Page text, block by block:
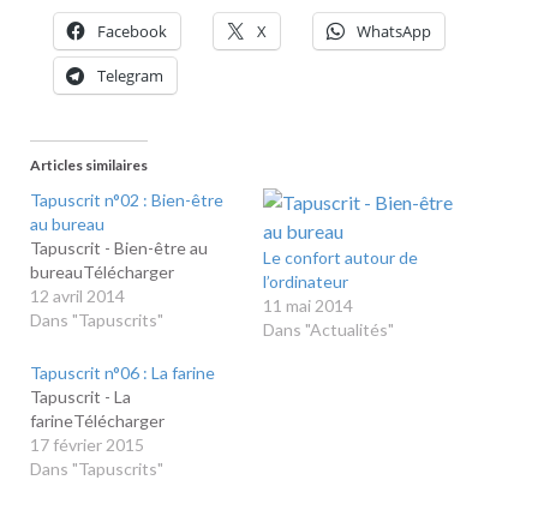
Facebook X WhatsApp
Telegram
Articles similaires
Tapuscrit n°02 : Bien-être
au bureau
Tapuscrit - Bien-être au
bureauTélécharger
12 avril 2014
Dans "Tapuscrits"
Le confort autour de
l’ordinateur
11 mai 2014
Dans "Actualités"
Tapuscrit n°06 : La farine
Tapuscrit - La
farineTélécharger
17 février 2015
Dans "Tapuscrits"